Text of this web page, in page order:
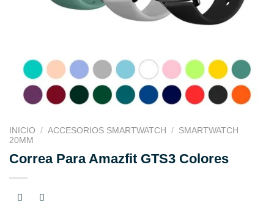
INICIO / ACCESORIOS SMARTWATCH / SMARTWATCH
20MM
Correa Para Amazfit GTS3 Colores